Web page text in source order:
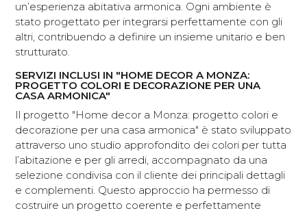
un’esperienza abitativa armonica. Ogni ambiente è
stato progettato per integrarsi perfettamente con gli
altri, contribuendo a definire un insieme unitario e ben
strutturato.
SERVIZI INCLUSI IN "HOME DECOR A MONZA:
PROGETTO COLORI E DECORAZIONE PER UNA
CASA ARMONICA"
Il progetto "Home decor a Monza: progetto colori e
decorazione per una casa armonica" è stato sviluppato
attraverso uno studio approfondito dei colori per tutta
l’abitazione e per gli arredi, accompagnato da una
selezione condivisa con il cliente dei principali dettagli
e complementi. Questo approccio ha permesso di
costruire un progetto coerente e perfettamente